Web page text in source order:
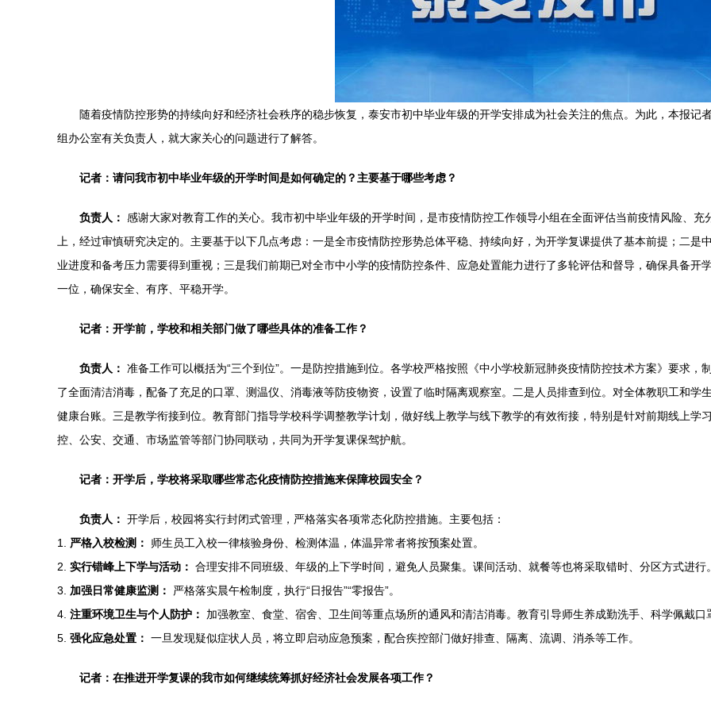
随着疫情防控形势的持续向好和经济社会秩序的稳步恢复，泰安市初中毕业年级的开学安排成为社会关注的焦点。为此，本报记
组办公室有关负责人，就大家关心的问题进行了解答。
记者：请问我市初中毕业年级的开学时间是如何确定的？主要基于哪些考虑？
负责人： 感谢大家对教育工作的关心。我市初中毕业年级的开学时间，是市疫情防控工作领导小组在全面评估当前疫情风险、
上，经过审慎研究决定的。主要基于以下几点考虑：一是全市疫情防控形势总体平稳、持续向好，为开学复课提供了基本前提；二
业进度和备考压力需要得到重视；三是我们前期已对全市中小学的疫情防控条件、应急处置能力进行了多轮评估和督导，确保具备开
一位，确保安全、有序、平稳开学。
记者：开学前，学校和相关部门做了哪些具体的准备工作？
负责人： 准备工作可以概括为“三个到位”。一是防控措施到位。各学校严格按照《中小学校新冠肺炎疫情防控技术方案》要求，
了全面清洁消毒，配备了充足的口罩、测温仪、消毒液等防疫物资，设置了临时隔离观察室。二是人员排查到位。对全体教职工和
健康台账。三是教学衔接到位。教育部门指导学校科学调整教学计划，做好线上教学与线下教学的有效衔接，特别是针对前期线上学
控、公安、交通、市场监管等部门协同联动，共同为开学复课保驾护航。
记者：开学后，学校将采取哪些常态化疫情防控措施来保障校园安全？
负责人： 开学后，校园将实行封闭式管理，严格落实各项常态化防控措施。主要包括：
1. 严格入校检测：
师生员工入校一律核验身份、检测体温，体温异常者将按预案处置。
2. 实行错峰上下学与活动： 合理安排不同班级、年级的上下学时间，避免人员聚集。课间活动、就餐等也将采取错时、分区方式进行
3. 加强日常健康监测：
严格落实晨午检制度，执行“日报告”“零报告”。
4. 注重环境卫生与个人防护：
加强教室、食堂、宿舍、卫生间等重点场所的通风和清洁消毒。教育引导师生养成勤洗手、科学佩戴
5. 强化应急处置： 一旦发现疑似症状人员，将立即启动应急预案，配合疾控部门做好排查、隔离、流调、消杀等工作。
记者：在推进开学复课的我市如何继续统筹抓好经济社会发展各项工作？